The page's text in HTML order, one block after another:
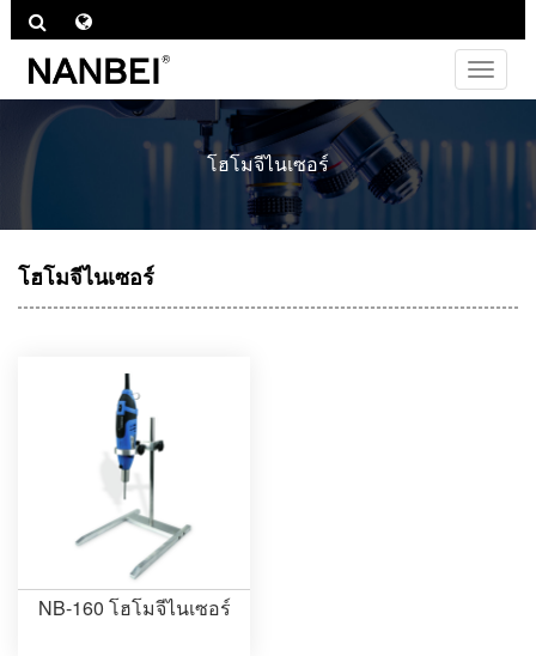
Toggle
โฮโมจีไนเซอร์
โฮโมจีไนเซอร์
NB-160 โฮโมจีไนเซอร์